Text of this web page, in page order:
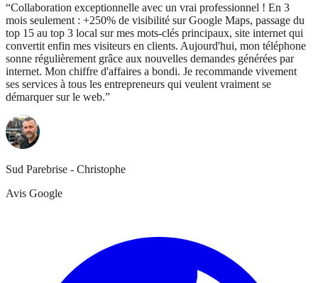
“Collaboration exceptionnelle avec un vrai professionnel ! En 3
mois seulement : +250% de visibilité sur Google Maps, passage du
top 15 au top 3 local sur mes mots-clés principaux, site internet qui
convertit enfin mes visiteurs en clients. Aujourd'hui, mon téléphone
sonne régulièrement grâce aux nouvelles demandes générées par
internet. Mon chiffre d'affaires a bondi. Je recommande vivement
ses services à tous les entrepreneurs qui veulent vraiment se
démarquer sur le web.”
Sud Parebrise - Christophe
Avis Google